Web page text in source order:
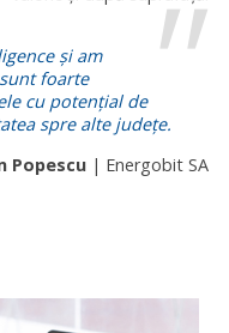
și am
foarte
cu potențial de
spre alte județe.
Popescu | Energobit SA